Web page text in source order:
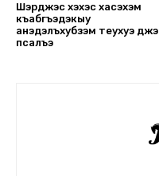
Шэрджэс хэхэс хасэхэм
къабгъэдэкӀыу
анэдэлъхубзэм теухуэ джэ
псалъэ